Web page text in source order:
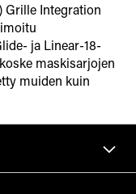
Grille Integration
ja Linear-18-
maskisarjojen
muiden kuin